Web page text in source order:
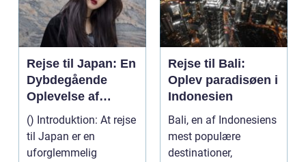
Rejse til Japan: En
Dybdegående
Oplevelse af
Kultur og Historie
() Introduktion: At rejse
til Japan er en
uforglemmelig
Rejse til Bali:
Oplev paradisøen i
Indonesien
Bali, en af Indonesiens
mest populære
destinationer,